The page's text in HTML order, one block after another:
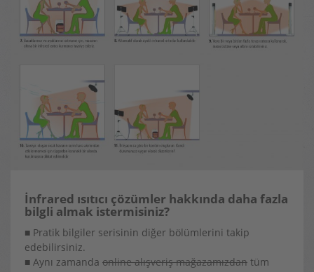
İnfrared ısıtıcı çözümler hakkında daha fazla
bilgli almak istermisiniz?
■ Pratik bilgiler serisinin diğer bölümlerini takip
edebilirsiniz.
■ Aynı zamanda online alışveriş mağazamızdan tüm